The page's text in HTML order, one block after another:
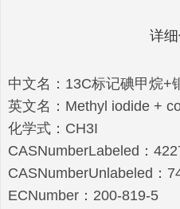
详
中文名：13C标记碘甲烷+
英文名：Methyl iodide +
化学式：CH3I
CASNumberLabeled：
CASNumberUnlabeled：
ECNumber：200-819-5